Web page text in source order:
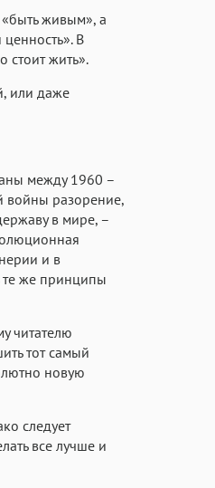
живым», а
В
стоит жить».
или даже
между 1960 –
войны разорение,
в мире, –
и в
те же принципы
читателю
тот самый
новую
следует
все лучше и